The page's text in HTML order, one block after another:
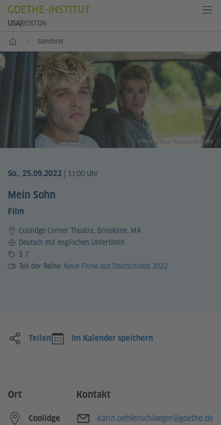
USA BOSTON
Start Standorte
So., 25.09.2022 11:00 Uhr
Mein Sohn
Film
Coolidge Corner Theatre, Brookline, MA
SpracheDeutsch mit englischen Untertiteln
Preis$ 7
Teil der Reihe: Neue Filme aus Deutschland 2022
©Warner Bros. Pictures Germany
Teilen Im Kalender speichern
Ort
Coolidge
Kontakt
E-Mail
karin.oehlenschlaeger@goethe.de